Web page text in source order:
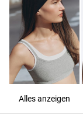
Alles anzeigen